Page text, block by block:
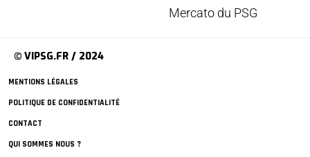
Mercato du PSG
© VIPSG.FR / 2024
MENTIONS LÉGALES
POLITIQUE DE CONFIDENTIALITÉ
CONTACT
QUI SOMMES NOUS ?